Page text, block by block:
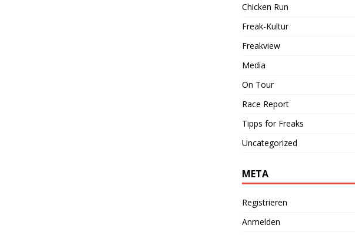
Chicken Run
Freak-Kultur
Freakview
Media
On Tour
Race Report
Tipps for Freaks
Uncategorized
META
Registrieren
Anmelden